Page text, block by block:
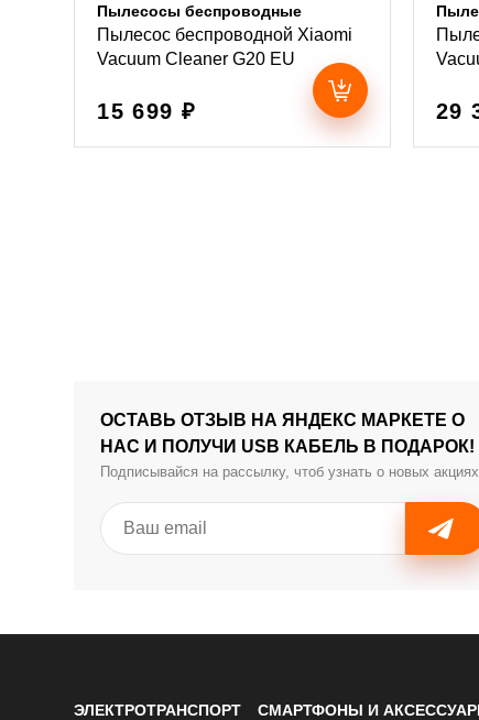
Пылесосы беспроводные
Пылесос беспроводной Xiaomi
Vacuum Cleaner G20 EU
15 699 ₽ 29
ОСТАВЬ ОТЗЫВ НА ЯНДЕКС МАРКЕТЕ О
НАС И ПОЛУЧИ USB КАБЕЛЬ В ПОДАРОК!
Подписывайся на рассылку, чтоб узнать о новых
ЭЛЕКТРОТРАНСПОРТ СМАРТФОНЫ И